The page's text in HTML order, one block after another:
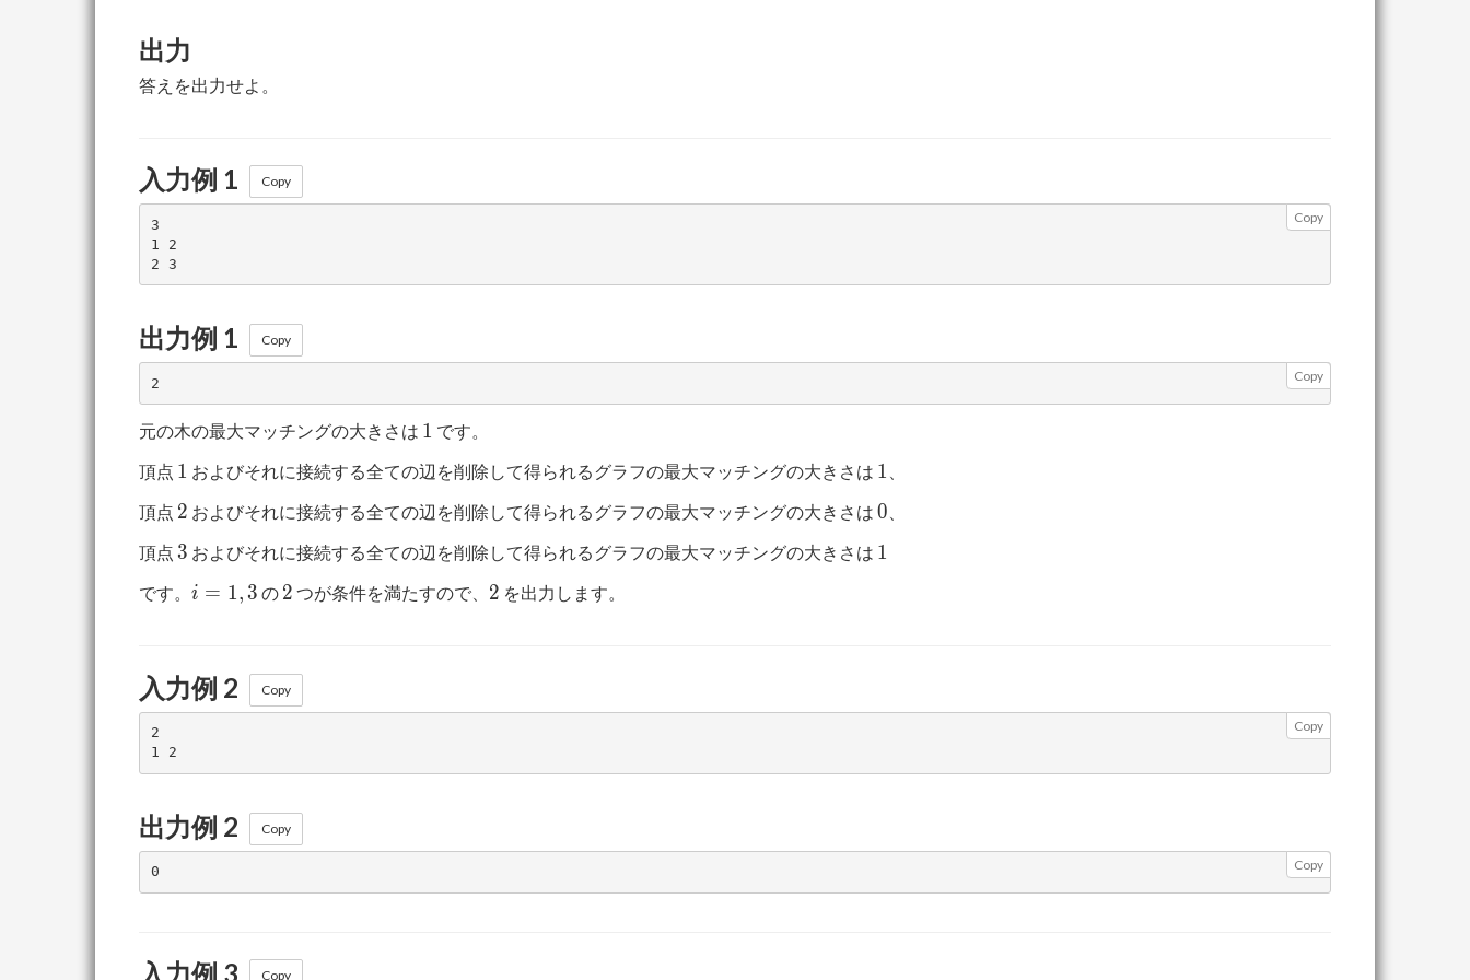
出力
答えを出力せよ。
入力例 1 Copy
Copy
3
1 2
出力例 1 Copy
Copy
元の木の最大マッチングの大きさは 1
1 です。
頂点 1
1 およびそれに接続する全ての辺を削除して得られるグラフの最大マッチングの大きさは 1
1
頂点 2
2 およびそれに接続する全ての辺を削除して得られるグラフの最大マッチングの大きさは 0
0
頂点 3
3 およびそれに接続する全ての辺を削除して得られるグラフの最大マッチングの大きさは 1
1
です。 i=1,3
i = 1, 3 の 2
2 つが条件を満たすので、 2
2 を出力します。
入力例 2 Copy
Copy
2
出力例 2 Copy
Copy
入力例 3 Copy